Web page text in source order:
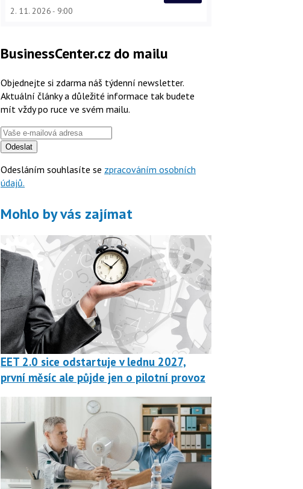
2. 11. 2026 9:00
BusinessCenter.cz do mailu
Objednejte si zdarma náš týdenní newsletter.
Aktuální články a důležité informace tak budete
mít vždy po ruce ve svém mailu.
Odeslat
Odesláním souhlasíte se zpracováním osobních
údajů.
Mohlo by vás zajímat
EET 2.0 sice odstartuje v lednu 2027,
první měsíc ale půjde jen o pilotní provoz